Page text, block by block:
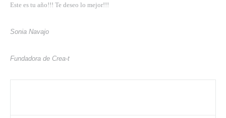
Este es tu año!!! Te deseo lo mejor!!!
Sonia Navajo
Fundadora de Crea-t